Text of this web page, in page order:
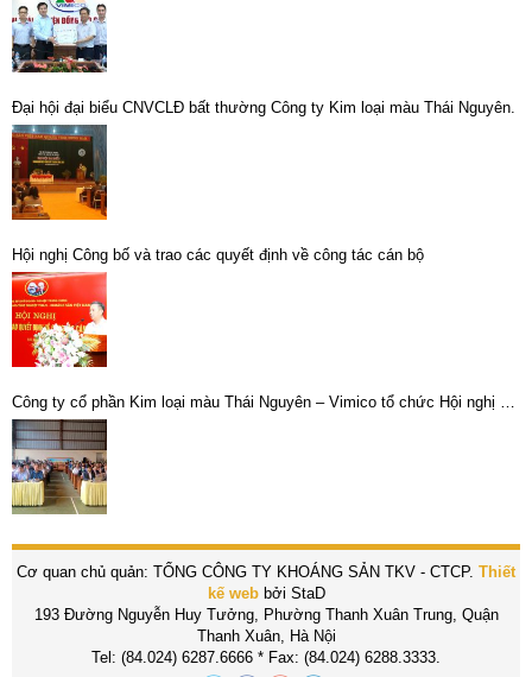
Đại hội đại biểu CNVCLĐ bất thường Công ty Kim loại màu Thái Nguyên.
Hội nghị Công bố và trao các quyết định về công tác cán bộ
Công ty cổ phần Kim loại màu Thái Nguyên – Vimico tổ chức Hội nghị đối
thoại định kỳ giữa người sử dụng lao động và người lao động năm 2022.
Cơ quan chủ quản: TỔNG CÔNG TY KHOÁNG SẢN TKV - CTCP. Thiết
kế webbởi StaD
193 Đường Nguyễn Huy Tưởng, Phường Thanh Xuân Trung, Quận
Thanh Xuân, Hà Nội
Tel: (84.024) 6287.6666 * Fax: (84.024) 6288.3333.